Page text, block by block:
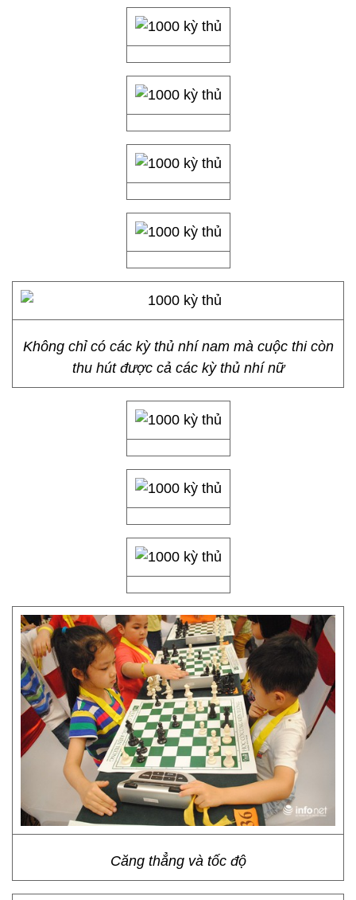
Không chỉ có các kỳ thủ nhí nam mà cuộc thi còn
thu hút được cả các kỳ thủ nhí nữ
Căng thẳng và tốc độ